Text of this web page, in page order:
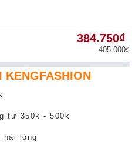
384.750₫
405.000₫
từ 350k - 500k
hài lòng